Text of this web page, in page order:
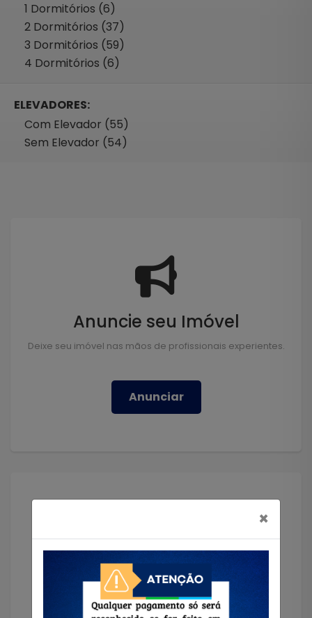
×
1 Dormitórios (6)
2 Dormitórios (37)
3 Dormitórios (59)
4 Dormitórios (6)
ELEVADORES:
Com Elevador (55)
Sem Elevador (54)
Anuncie seu Imóvel
Deixe seu imóvel nas mãos de profissionais experientes.
Anunciar
Solicitar Imóvel
Encontramos o imóvel que você precisa!